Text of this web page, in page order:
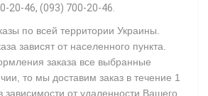
20-46, (093) 700-20-46.
по всей территории Украины.
зависят от населенного пункта.
заказа все выбранные
то мы доставим заказ в течение 1
зависимости от удаленности Вашего